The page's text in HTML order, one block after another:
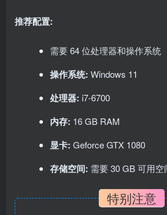
推荐配置:
需要 64 位处理器和操作系统
操作系统: Windows 11
处理器: i7-6700
内存: 16 GB RAM
显卡: Geforce GTX 1080
存储空间: 需要 30 GB 可用空
特别注意